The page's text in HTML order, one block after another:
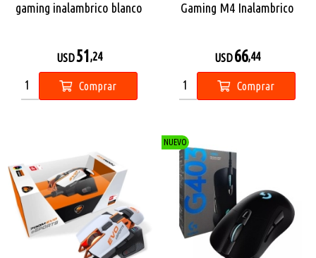
gaming inalambrico blanco
USD51 ,24
Comprar
Gaming M4 Inalambrico
USD66,44
Comprar
NUEVO